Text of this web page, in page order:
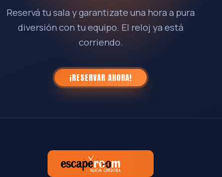
Reservá tu sala y garantizate una hora a pura
diversión con tu equipo. El reloj ya está
corriendo.
¡RESERVAR AHORA!